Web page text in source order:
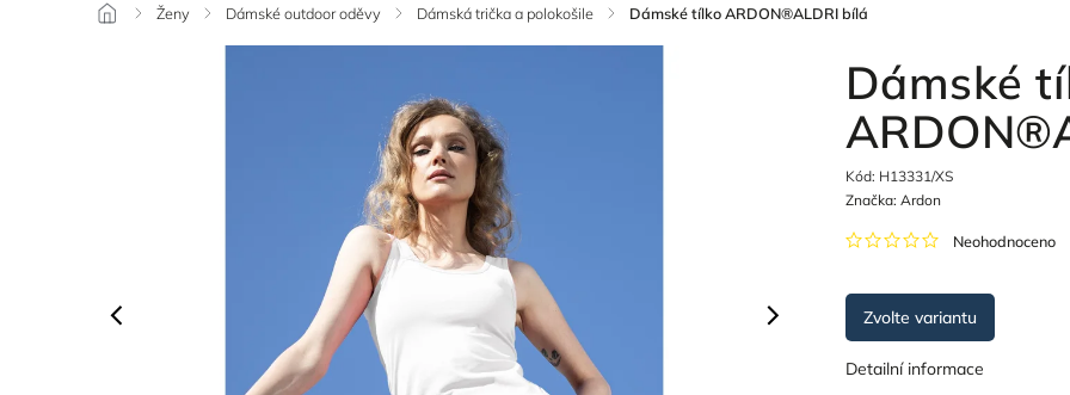
/ Ženy / Dámské outdoor oděvy / Dámská trička a polokošile / Dámské tílko ARDON®ALDRI bílá
Dámské
Kód: H13331/XS
Neohodnoceno
Značka: Ardon
Zvolte variantu
Detailní informace